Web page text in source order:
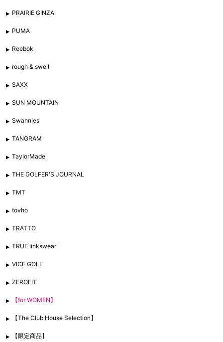
PRAIRIE GINZA
PUMA
Reebok
rough & swell
SAXX
SUN MOUNTAIN
Swannies
TANGRAM
TaylorMade
THE GOLFER'S JOURNAL
TMT
tovho
TRATTO
TRUE linkswear
VICE GOLF
ZEROFIT
【for WOMEN】
【The Club House Selection】
【限定商品】